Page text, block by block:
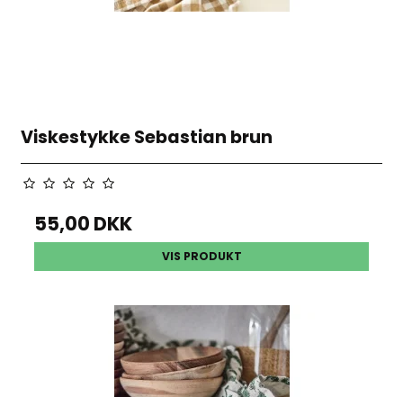
Viskestykke Sebastian brun
55,00 DKK
VIS PRODUKT